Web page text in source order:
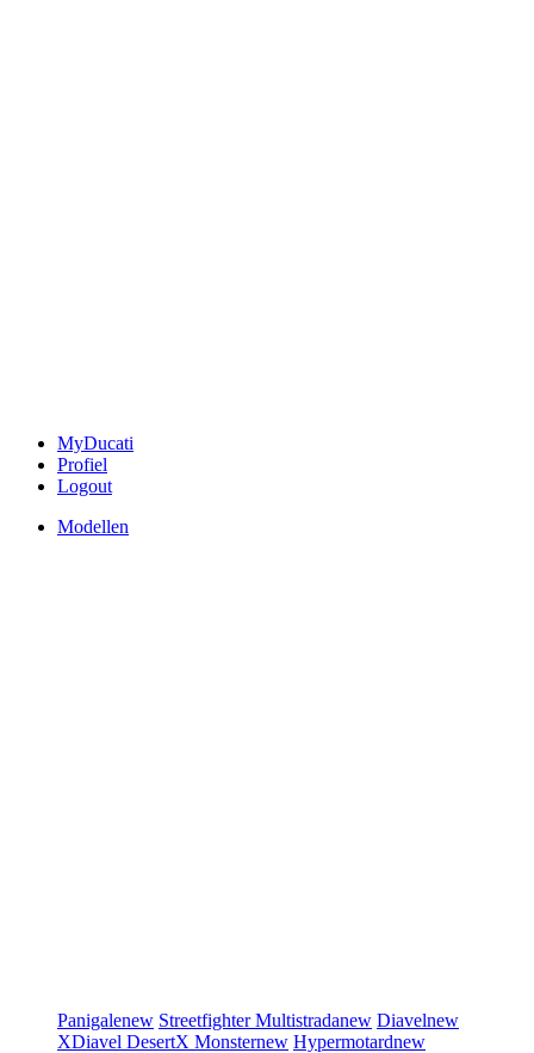
MyDucati
Profiel
Logout
Modellen
Panigalenew StreetfighterMultistradanew Diavelnew
XDiavel DesertX Monsternew Hypermotardnew